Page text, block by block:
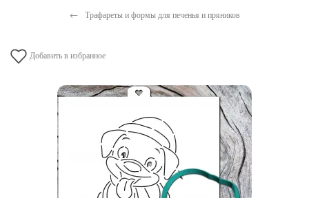
Трафареты и формы для печенья и пряников
Добавить в избранное